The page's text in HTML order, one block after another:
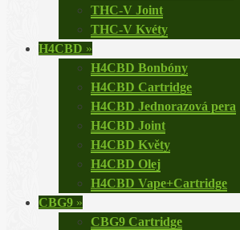
THC-V Joint
THC-V Kvéty
H4CBD »
H4CBD Bonbóny
H4CBD Cartridge
H4CBD Jednorazová pera
H4CBD Joint
H4CBD Květy
H4CBD Olej
H4CBD Vape+Cartridge
CBG9 »
CBG9 Cartridge